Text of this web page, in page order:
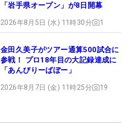
「岩手県オープン」が8日開幕
2026年8月5日 (水) 11時30分 1
金田久美子がツアー通算500試合に
参戦！ プロ18年目の大記録達成に
「あんびりーばぼー」
2026年8月7日 (金) 11時25分 19